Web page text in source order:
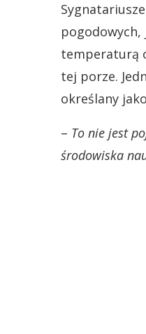
pogodowych,
temperaturą
tej porze.
określany
– To nie jest
środowiska